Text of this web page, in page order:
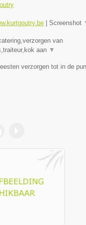
| Screenshot
van
aan ▼
verzorgen tot in de